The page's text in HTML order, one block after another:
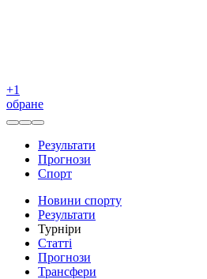
+1
обране
Результати
Прогнози
Спорт
Новини спорту
Результати
Турніри
Статті
Прогнози
Трансфери